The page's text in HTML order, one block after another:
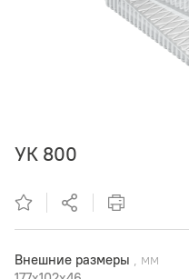
УК 800
Внешние размеры , мм